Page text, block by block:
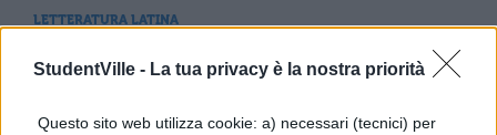
StudentVille - La tua privacy è la nostra priorità
Questo sito web utilizza cookie: a) necessari (tecnici) per
LETTERATURA LATINA
Germania di Tacito, la Sassonia e i suoi
abitanti